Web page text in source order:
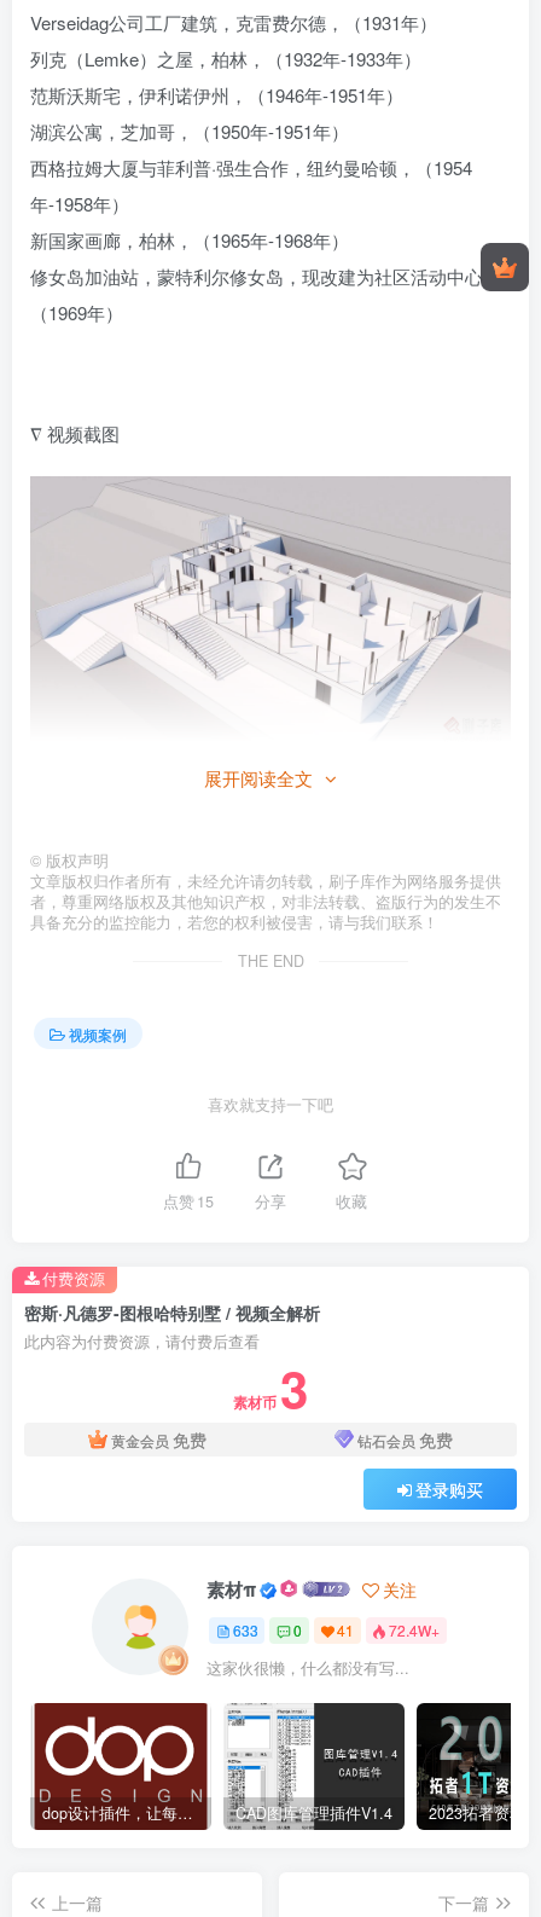
Verseidag公司工厂建筑，克雷费尔德，（1931年）
列克（Lemke）之屋，柏林，（1932年-1933年）
范斯沃斯宅，伊利诺伊州，（1946年-1951年）
湖滨公寓，芝加哥，（1950年-1951年）
西格拉姆大厦与菲利普·强生合作，纽约曼哈顿，（1954
年-1958年）
新国家画廊，柏林，（1965年-1968年）
修女岛加油站，蒙特利尔修女岛，现改建为社区活动中心
（1969年）
∇ 视频截图
展开阅读全文
© 版权声明
文章版权归作者所有，未经允许请勿转载，刷子库作为网络服务提供
者，尊重网络版权及其他知识产权，对非法转载、盗版行为的发生不
具备充分的监控能力，若您的权利被侵害，请与我们联系！
THE END
视频案例
喜欢就支持一下吧
点赞15 分享 收藏
密斯·凡德罗-图根哈特别墅 / 视频全解析
此内容为付费资源，请付费后查看
素材币 3
黄金会员 免费 钻石会员 免费
登录购买
付费资源
素材π 关注
633 0 41 72.4W+
这家伙很懒，什么都没有写...
dop设计插件，让每个设计师都能享受到CAD制图的乐趣 CAD图库管理插件V1.4
上一篇 下一篇